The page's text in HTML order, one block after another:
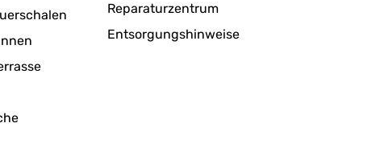
Reparaturzentrum
Entsorgungshinweise